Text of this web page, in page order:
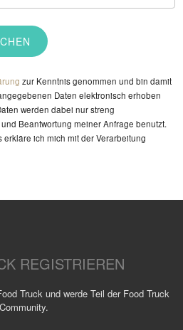
zur Kenntnis genommen und bin damit
Daten elektronisch erhoben
werden dabei nur streng
Beantwortung meiner Anfrage benutzt.
ich mich mit der Verarbeitung
REGISTRIEREN
Truck und werde Teil der Food Truck
Community.